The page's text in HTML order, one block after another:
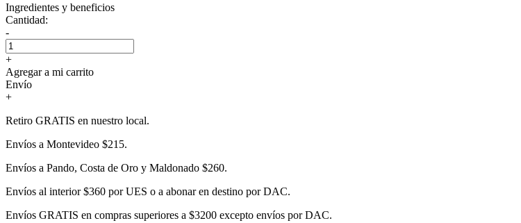
Ingredientes y beneficios
Cantidad:
-
+
Agregar a mi carrito
Envío
+
Retiro GRATIS en nuestro local.
Envíos a Montevideo $215.
Envíos a Pando, Costa de Oro y Maldonado $260.
Envíos al interior $360 por UES o a abonar en destino por DAC.
Envíos GRATIS en compras superiores a $3200 excepto envíos por DAC.